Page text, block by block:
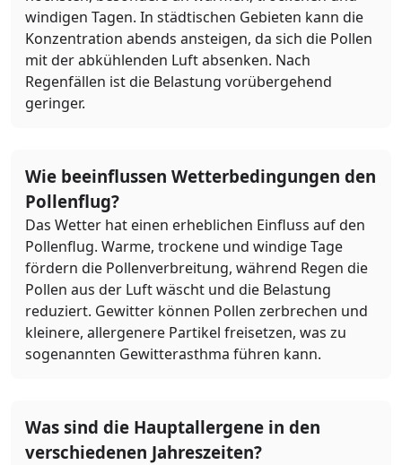
windigen Tagen. In städtischen Gebieten kann die
Konzentration abends ansteigen, da sich die Pollen
mit der abkühlenden Luft absenken. Nach
Regenfällen ist die Belastung vorübergehend
geringer.
Wie beeinflussen Wetterbedingungen den
Pollenflug?
Das Wetter hat einen erheblichen Einfluss auf den
Pollenflug. Warme, trockene und windige Tage
fördern die Pollenverbreitung, während Regen die
Pollen aus der Luft wäscht und die Belastung
reduziert. Gewitter können Pollen zerbrechen und
kleinere, allergenere Partikel freisetzen, was zu
sogenannten Gewitterasthma führen kann.
Was sind die Hauptallergene in den
verschiedenen Jahreszeiten?